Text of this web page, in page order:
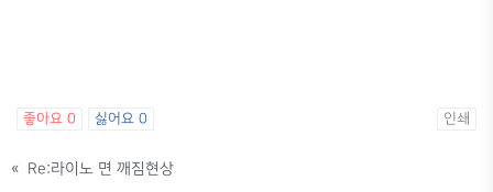
좋아요 0 싫어요 0 인쇄
« Re:라이노 면 깨짐현상